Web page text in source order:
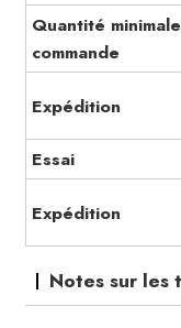
Quantité
commande
Expédition
Essai
Expédition
Notes sur les